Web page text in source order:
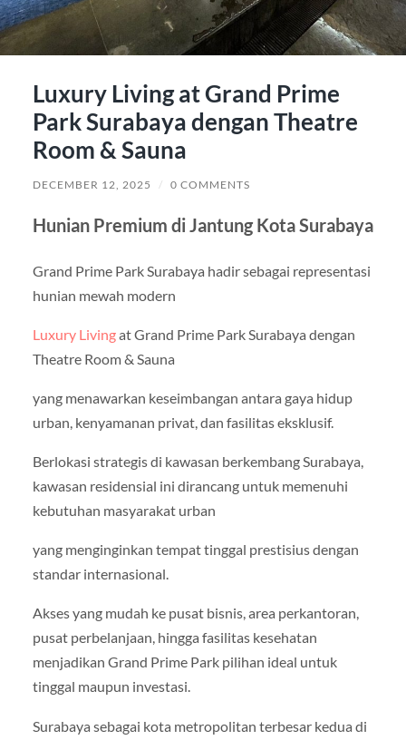
Luxury Living at Grand Prime
Park Surabaya dengan Theatre
Room & Sauna
DECEMBER 12, 2025 / 0 COMMENTS
Hunian Premium di Jantung Kota Surabaya
Grand Prime Park Surabaya hadir sebagai representasi
hunian mewah modern
Luxury Livingat Grand Prime Park Surabaya dengan
Theatre Room & Sauna
yang menawarkan keseimbangan antara gaya hidup
urban, kenyamanan privat, dan fasilitas eksklusif.
Berlokasi strategis di kawasan berkembang Surabaya,
kawasan residensial ini dirancang untuk memenuhi
kebutuhan masyarakat urban
yang menginginkan tempat tinggal prestisius dengan
standar internasional.
Akses yang mudah ke pusat bisnis, area perkantoran,
pusat perbelanjaan, hingga fasilitas kesehatan
menjadikan Grand Prime Park pilihan ideal untuk
tinggal maupun investasi.
Surabaya sebagai kota metropolitan terbesar kedua di